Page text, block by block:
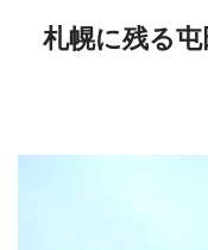
札幌に残る